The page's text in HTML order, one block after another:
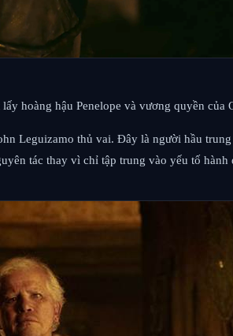
hoàng hậu Penelope và vương quyền của
Leguizamo thủ vai. Đây là người hầu
tác thay vì chỉ tập trung vào yếu tố